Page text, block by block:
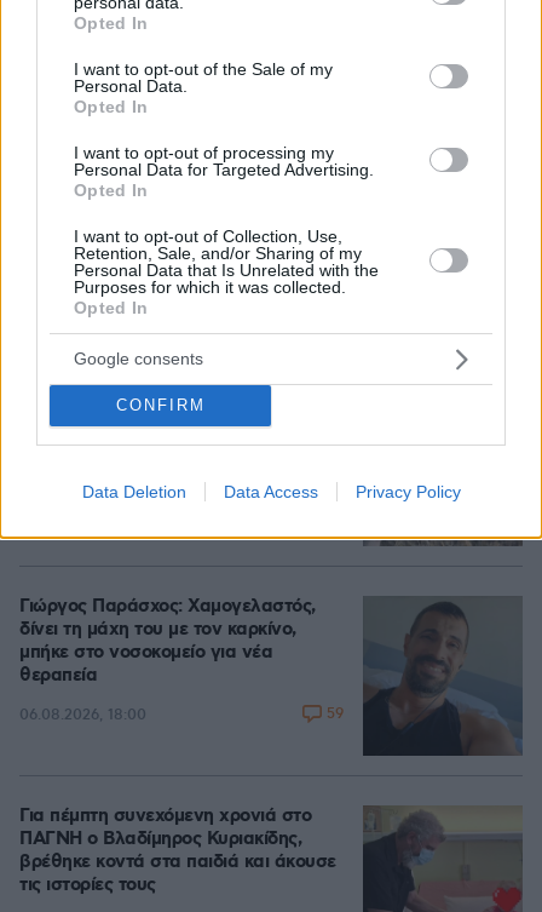
grant or deny consent to Google and its third-party tags to
use your data for below specified purposes in below Google
consent section.
Opted In
I want to opt-out of the Sale of my
Personal Data.
Opted In
I want to opt-out of processing my
Personal Data for Targeted Advertising.
Opted In
I want to opt-out of Collection, Use,
Retention, Sale, and/or Sharing of my
Personal Data that Is Unrelated with the
Purposes for which it was collected.
Opted In
Google consents
CONFIRM
Data Deletion Data Access Privacy Policy
Φάουτσι και άλλα ιδιωτικά, αρνήθηκε
Κογκρέσο
06.08.2026, 21:40
Αριστοτέλης Δαμίγος: Σε κλίμα
συντονιστή που σκοτώθηκε μετά τη
σύγκρουση ελικοπτέρων στην Ψάθα,
φωτογραφίες
06.08.2026, 20:03
Πέθανε το άσπρο κουτάβι που
συμβίωνε με αγέλη λύκων στην
Κεντρική Μακεδονία: Καλό ταξίδι
163
Γιώργος Παράσχος: Χαμογελαστός,
δίνει τη μάχη του με τον καρκίνο,
μπήκε στο νοσοκομείο για νέα
θεραπεία
06.08.2026, 18:00 59
Για πέμπτη συνεχόμενη χρονιά στο
ΠΑΓΝΗ ο Βλαδίμηρος Κυριακίδης,
βρέθηκε κοντά στα παιδιά και άκουσε
τις ιστορίες τους